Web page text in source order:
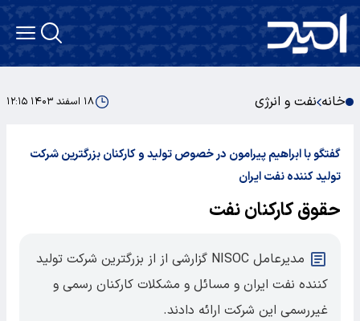
خانه نفت و انرژی ۱۸ اسفند ۱۴۰۳ ۱۲:۱۵
گفتگو با ابراهیم پیرامون در خصوص تولید و کارکنان بزرگترین شرکت
تولید کننده نفت ایران
حقوق کارکنان نفت
مدیرعامل NISOC گزارشی از از بزرگترین شرکت تولید
کننده نفت ایران و مسائل و مشکلات کارکنان رسمی و
غیررسمی این شرکت ارائه دادند.